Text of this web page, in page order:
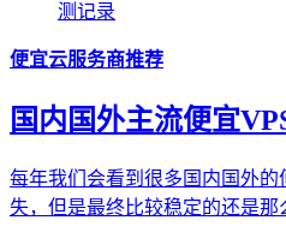
测记录
便宜云服务商推荐
国内国外主流便宜
每年我们会看到很多国内国外的
失，但是最终比较稳定的还是那